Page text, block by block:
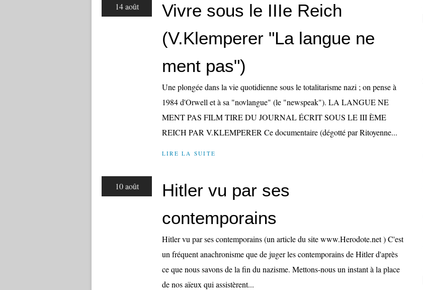
14 août
Vivre sous le IIIe Reich
(V.Klemperer "La langue ne
ment pas")
Une plongée dans la vie quotidienne sous le totalitarisme nazi ; on pense à
1984 d'Orwell et à sa "novlangue" (le "newspeak"). LA LANGUE NE
MENT PAS FILM TIRE DU JOURNAL ÉCRIT SOUS LE III ÈME
REICH PAR V.KLEMPERER Ce documentaire (dégotté par Ritoyenne...
LIRE LA SUITE
10 août
Hitler vu par ses
contemporains
Hitler vu par ses contemporains (un article du site www.Herodote.net ) C'est
un fréquent anachronisme que de juger les contemporains de Hitler d'après
ce que nous savons de la fin du nazisme. Mettons-nous un instant à la place
de nos aïeux qui assistèrent...